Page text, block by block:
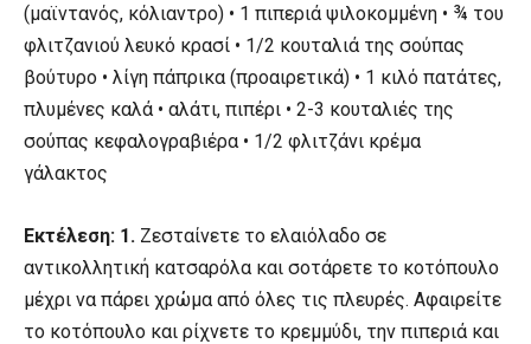
(μαϊντανός, κόλιαντρο) • 1 πιπεριά ψιλοκομμένη • ¾ του
φλιτζανιού λευκό κρασί • 1/2 κουταλιά της σούπας
βούτυρο • λίγη πάπρικα (προαιρετικά) • 1 κιλό πατάτες,
πλυμένες καλά • αλάτι, πιπέρι • 2-3 κουταλιές της
σούπας κεφαλογραβιέρα • 1/2 φλιτζάνι κρέμα
γάλακτος
Εκτέλεση: 1. Ζεσταίνετε το ελαιόλαδο σε
αντικολλητική κατσαρόλα και σοτάρετε το κοτόπουλο
μέχρι να πάρει χρώμα από όλες τις πλευρές. Αφαιρείτε
το κοτόπουλο και ρίχνετε το κρεμμύδι, την πιπεριά και